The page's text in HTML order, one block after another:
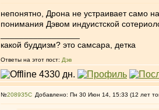
непонятно, Дрона не устраивает само
понимания Дэвом индуистской
какой буддизм? это самсара, детка
Ответы на этот пост: Дэв
№208935 Добавлено: Пн 30 Июн 14, 15:33 (12 лет